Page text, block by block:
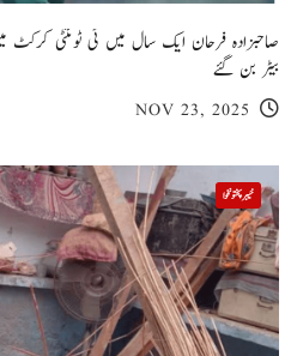
بیٹر بن گئے
NOV 23, 2025
خیبر پختونخوا